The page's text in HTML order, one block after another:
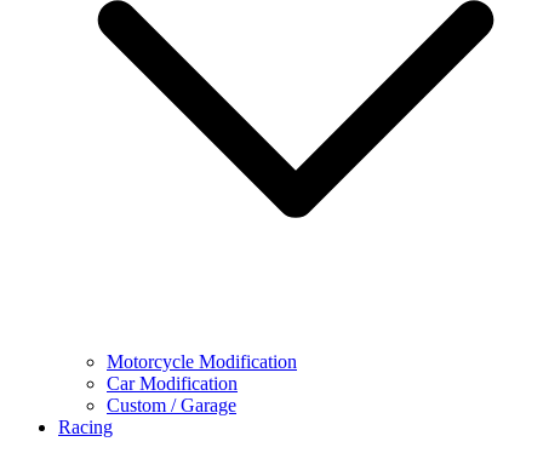
Motorcycle Modification
Car Modification
Custom / Garage
Racing